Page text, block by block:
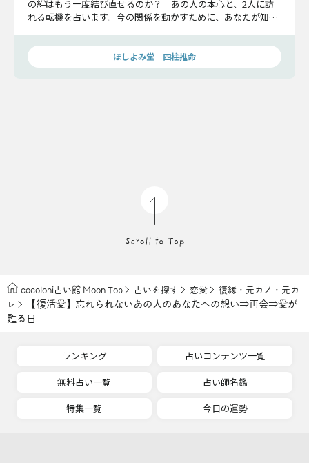
の絆はもう一度結び直せるのか？ あの人の本心と、2人に訪
れる転機を占います。今の関係を動かすために、あなたが知る
ほしよみ堂｜四柱推命
cocoloni占い館 Moon Top 占いを探す 恋愛
復縁・元カノ・元カ
レ
【復活愛】忘れられないあの人のあなたへの想い⇒再会⇒愛が
甦る日
ランキング
占いコンテンツ一覧
無料占い一覧
占い師名鑑
特集一覧
今日の運勢